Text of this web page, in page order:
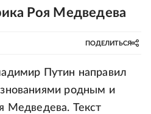
Роя Медведева
ПОДЕЛИТЬСЯ
Путин направил
родным и
Медведева. Текст